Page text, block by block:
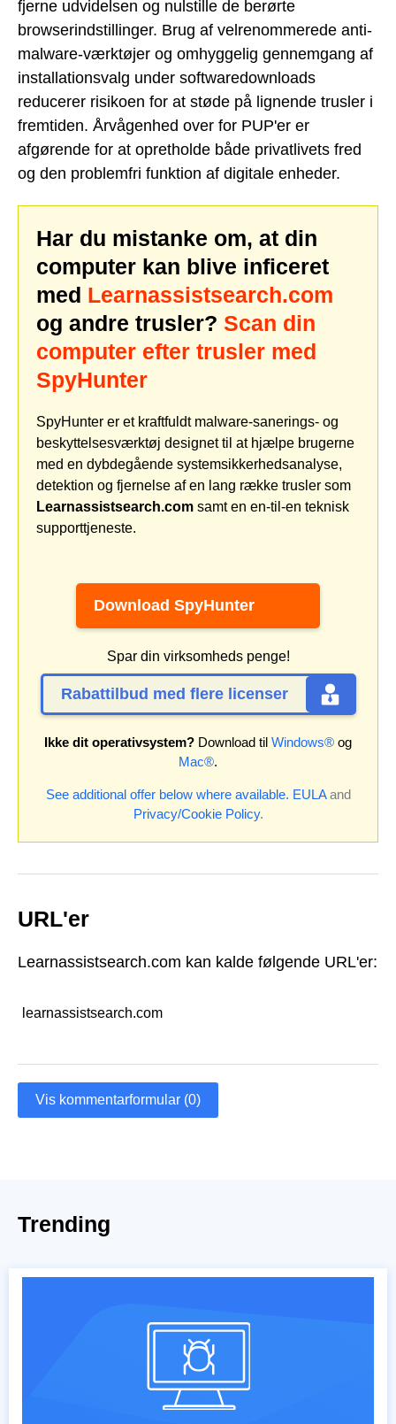
fjerne udvidelsen og nulstille de berørte
browserindstillinger. Brug af velrenommerede anti-
malware-værktøjer og omhyggelig gennemgang af
installationsvalg under softwaredownloads
reducerer risikoen for at støde på lignende trusler i
fremtiden. Årvågenhed over for PUP'er er
afgørende for at opretholde både privatlivets fred
og den problemfri funktion af digitale enheder.
Har du mistanke om, at din
computer kan blive inficeret
med Learnassistsearch.com
og andre trusler? Scan din
computer efter trusler med
SpyHunter
SpyHunter er et kraftfuldt malware-sanerings- og
beskyttelsesværktøj designet til at hjælpe brugerne
med en dybdegående systemsikkerhedsanalyse,
detektion og fjernelse af en lang række trusler som
Learnassistsearch.com samt en en-til-en teknisk
supporttjeneste.
Download SpyHunter
Spar din virksomheds penge!
Rabattilbud med flere licenser
Ikke dit operativsystem? Download til Windows® og
Mac®.
See additional offer below where available. EULAand
Privacy/Cookie Policy.
URL'er
Learnassistsearch.com kan kalde følgende URL'er:
learnassistsearch.com
Vis kommentarformular (0)
Trending